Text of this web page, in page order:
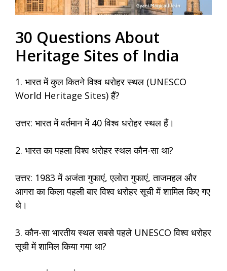
30 Questions About
Heritage Sites of India
1. भारत में कुल कितने विश्व धरोहर स्थल (UNESCO
World Heritage Sites) हैं?
उत्तर: भारत में वर्तमान में 40 विश्व धरोहर स्थल हैं।
2. भारत का पहला विश्व धरोहर स्थल कौन-सा था?
उत्तर: 1983 में अजंता गुफाएं, एलोरा गुफाएं, ताजमहल और
आगरा का किला पहली बार विश्व धरोहर सूची में शामिल किए गए
थे।
3. कौन-सा भारतीय स्थल सबसे पहले UNESCO विश्व धरोहर
सूची में शामिल किया गया था?